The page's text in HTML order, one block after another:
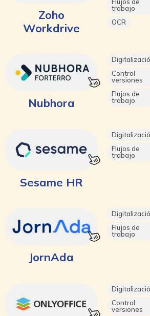
Zoho
Workdrive
Flujos de
trabajo
OCR
Nubhora
Control
versiones
Flujos de
trabajo
Sesame HR
Flujos de
trabajo
JornAda
Flujos de
trabajo
Control
versiones